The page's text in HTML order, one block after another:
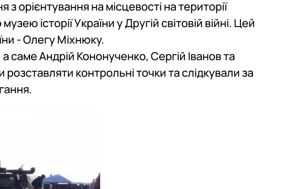
орієнтування на місцевості на території
історії України у Другій світовій війні. Цей
- Олегу Міхнюку.
саме Андрій Кононученко, Сергій Іванов та
контрольні точки та слідкували за